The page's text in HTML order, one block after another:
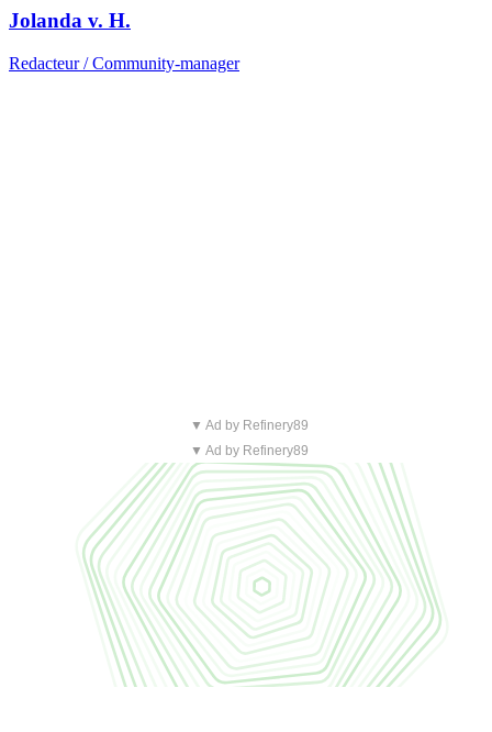
Jolanda v. H.
Redacteur / Community-manager
▼ Ad by Refinery89
▼ Ad by Refinery89